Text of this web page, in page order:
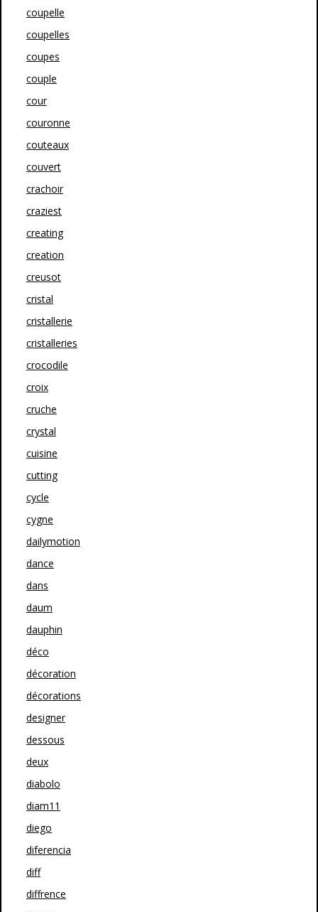
coupelle
coupelles
coupes
couple
cour
couronne
couteaux
couvert
crachoir
craziest
creating
creation
creusot
cristal
cristallerie
cristalleries
crocodile
croix
cruche
crystal
cuisine
cutting
cycle
cygne
dailymotion
dance
dans
daum
dauphin
déco
décoration
décorations
designer
dessous
deux
diabolo
diam11
diego
diferencia
diff
diffrence